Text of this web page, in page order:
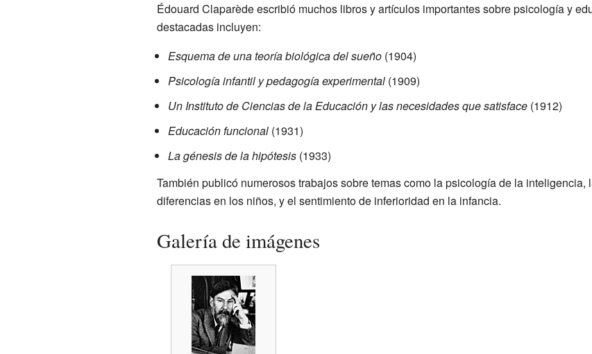
Édouard Claparède escribió muchos libros y artículos importantes sobre psicología y
destacadas incluyen:
Esquema de una teoría biológica del sueño(1904)
Psicología infantil y pedagogía experimental(1909)
Un Instituto de Ciencias de la Educación y las necesidades que satisface(1912)
Educación funcional(1931)
La génesis de la hipótesis(1933)
También publicó numerosos trabajos sobre temas como la psicología de la
diferencias en los niños, y el sentimiento de inferioridad en la infancia.
Galería de imágenes